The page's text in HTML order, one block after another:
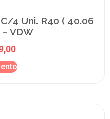
4 Uni. R40 ( 40.06
VDW